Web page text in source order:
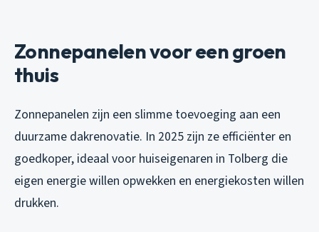
Zonnepanelen voor een groen
thuis
Zonnepanelen zijn een slimme toevoeging aan een
duurzame dakrenovatie. In 2025 zijn ze efficiënter en
goedkoper, ideaal voor huiseigenaren in Tolberg die
eigen energie willen opwekken en energiekosten willen
drukken.